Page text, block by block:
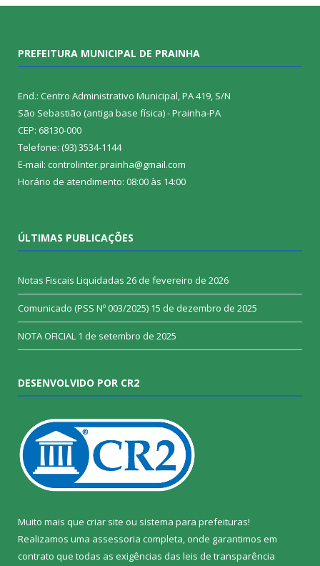
PREFEITURA MUNICIPAL DE PRAINHA
End.: Centro Administrativo Municipal, PA 419, S/N
São Sebastião (antiga base física) - Prainha-PA
CEP: 68130-000
Telefone: (93) 3534-1144
E-mail: controlinter.prainha@gmail.com
Horário de atendimento: 08:00 às 14:00
ÚLTIMAS PUBLICAÇÕES
Notas Fiscais Liquidadas 26 de fevereiro de 2026
Comunicado (PSS Nº 003/2025) 15 de dezembro de 2025
NOTA OFICIAL 1 de setembro de 2025
DESENVOLVIDO POR CR2
Muito mais que criar site ou sistema para prefeituras!
Realizamos uma assessoria completa, onde garantimos em
contrato que todas as exigências das leis de transparência